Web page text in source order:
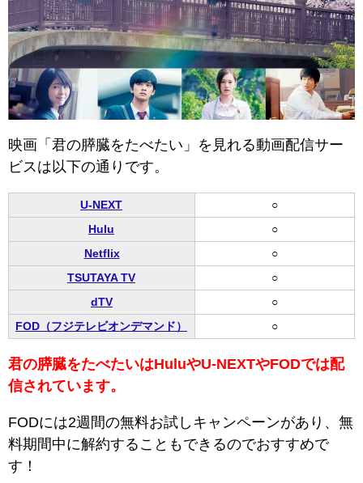
映画「君の膵臓をたべたい」を見れる動画配信サー
ビスは以下の通りです。
U-NEXT
○
Hulu
○
Netflix
○
TSUTAYA TV
○
dTV
○
FOD（フジテレビオンデマンド）
○
君の膵臓をたべたいはHuluやU-NEXTやFODでは配
信されています。
FODには2週間の無料お試しキャンペーンがあり、無
料期間中に解約することもできるのでおすすめで
す！